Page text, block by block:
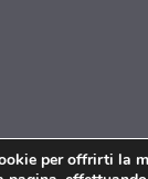
per offrirti la